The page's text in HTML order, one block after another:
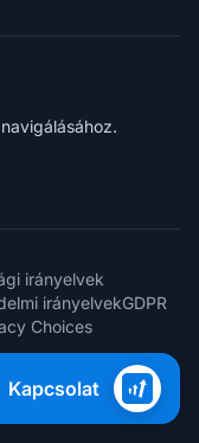
irányelvek
irányelvekGDPR
Choices
fenntartva.
Kapcsolat